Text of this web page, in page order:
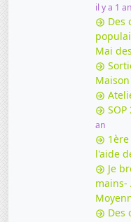
il y a 1 an
Des
Mai
an
l'aide
Je
mains-
Des